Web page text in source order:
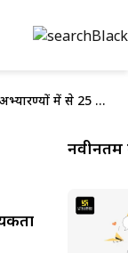
सरकार ने 58 बाघ अभ्यारण्यों में से 25 को प्राथमिकता के आधार पर हस्तक्षेप की आवश्यकता वाले अभ्यारण्यों के रूप में चिह्नित किया है